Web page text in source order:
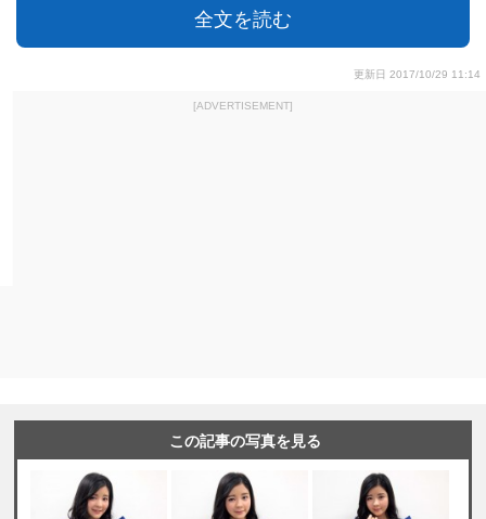
全文を読む
更新日 2017/10/29 11:14
[ADVERTISEMENT]
この記事の写真を見る